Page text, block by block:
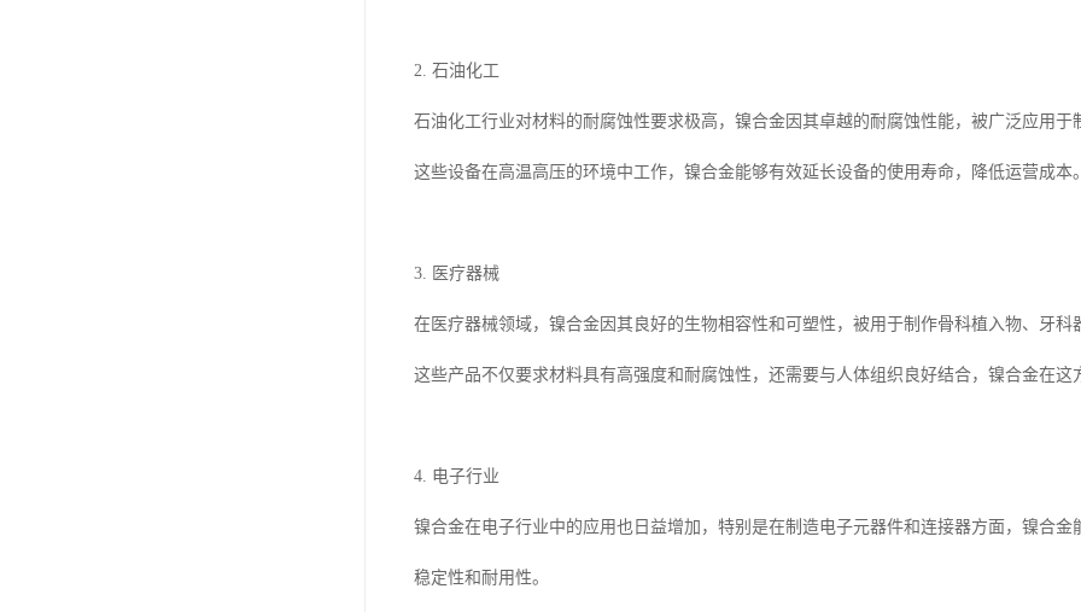
2. 石油化工
石油化工行业对材料的耐腐蚀性要求极高，镍合金因其卓越的耐腐蚀性能，被广泛应用于
这些设备在高温高压的环境中工作，镍合金能够有效延长设备的使用寿命，降低运营成本
3. 医疗器械
在医疗器械领域，镍合金因其良好的生物相容性和可塑性，被用于制作骨科植入物、牙科
这些产品不仅要求材料具有高强度和耐腐蚀性，还需要与人体组织良好结合，镍合金在这
4. 电子行业
镍合金在电子行业中的应用也日益增加，特别是在制造电子元器件和连接器方面，镍合
稳定性和耐用性。